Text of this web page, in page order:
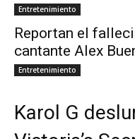
Entretenimiento
Reportan el
cantante Alex
Entretenimiento
Karol G